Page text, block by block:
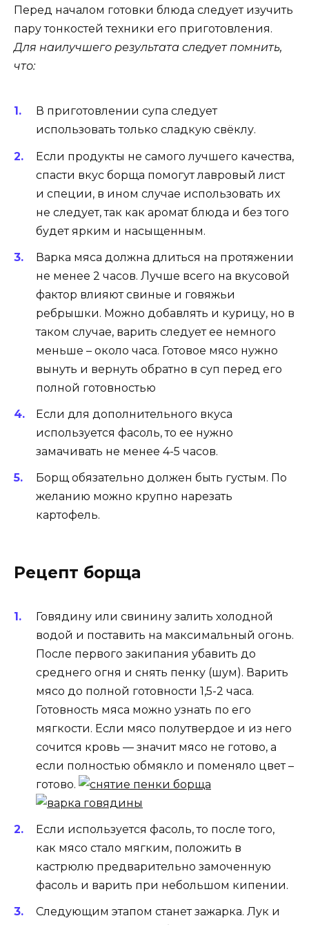
Перед началом готовки блюда следует изучить
пару тонкостей техники его приготовления.
Для наилучшего результата следует помнить,
что:
В приготовлении супа следует
использовать только сладкую свёклу.
Если продукты не самого лучшего качества,
спасти вкус борща помогут лавровый лист
и специи, в ином случае использовать их
не следует, так как аромат блюда и без того
будет ярким и насыщенным.
Варка мяса должна длиться на протяжении
не менее 2 часов. Лучше всего на вкусовой
фактор влияют свиные и говяжьи
ребрышки. Можно добавлять и курицу, но в
таком случае, варить следует ее немного
меньше – около часа. Готовое мясо нужно
вынуть и вернуть обратно в суп перед его
полной готовностью
Если для дополнительного вкуса
используется фасоль, то ее нужно
замачивать не менее 4-5 часов.
Борщ обязательно должен быть густым. По
желанию можно крупно нарезать
картофель.
Рецепт борща
Говядину или свинину залить холодной
водой и поставить на максимальный огонь.
После первого закипания убавить до
среднего огня и снять пенку (шум). Варить
мясо до полной готовности 1,5-2 часа.
Готовность мяса можно узнать по его
мягкости. Если мясо полутвердое и из него
сочится кровь — значит мясо не готово, а
если полностью обмякло и поменяло цвет –
готово.
Если используется фасоль, то после того,
как мясо стало мягким, положить в
кастрюлю предварительно замоченную
фасоль и варить при небольшом кипении.
Следующим этапом станет зажарка. Лук и